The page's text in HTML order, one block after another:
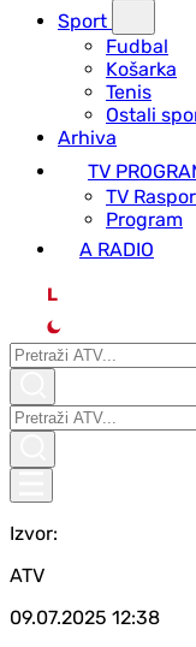
Sport
Fudbal
Košarka
Tenis
Ostali
Arhiva
TV
ТV
Program
A RADIO
L
Izvor:
ATV
09.07.2025 12:38